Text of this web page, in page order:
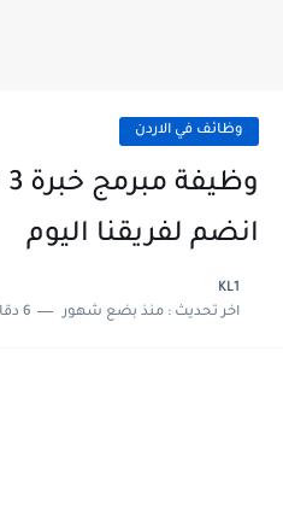
وظائف في الاردن
انضم لفريقنا اليوم
KL1
اخر تحديث :منذ بضع شهور 6 دقائق للقراءة